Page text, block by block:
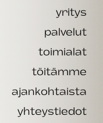
yritys
palvelut
toimialat
töitämme
ajankohtaista
yhteystiedot